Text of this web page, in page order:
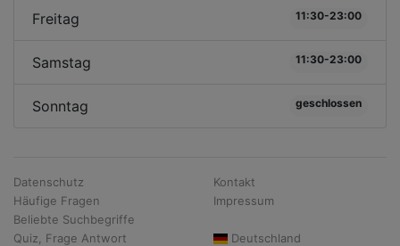
Freitag 11:30-23:00
Samstag 11:30-23:00
Sonntag geschlossen
Datenschutz
Häufige Fragen
Beliebte Suchbegriffe
Quiz, Frage Antwort
Kontakt
Impressum
Deutschland